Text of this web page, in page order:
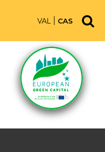
VAL CAS